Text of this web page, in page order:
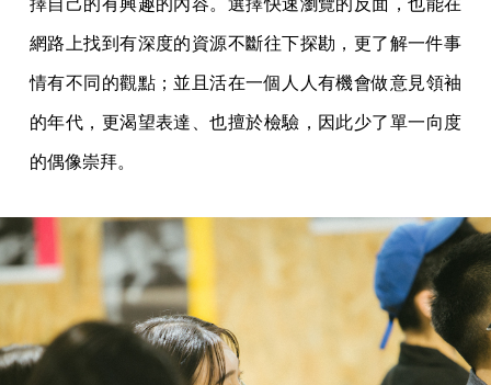
擇自己的有興趣的內容。選擇快速瀏覽的反面，也能在
網路上找到有深度的資源不斷往下探勘，更了解一件事
情有不同的觀點；並且活在一個人人有機會做意見領袖
的年代，更渴望表達、也擅於檢驗，因此少了單一向度
的偶像崇拜。